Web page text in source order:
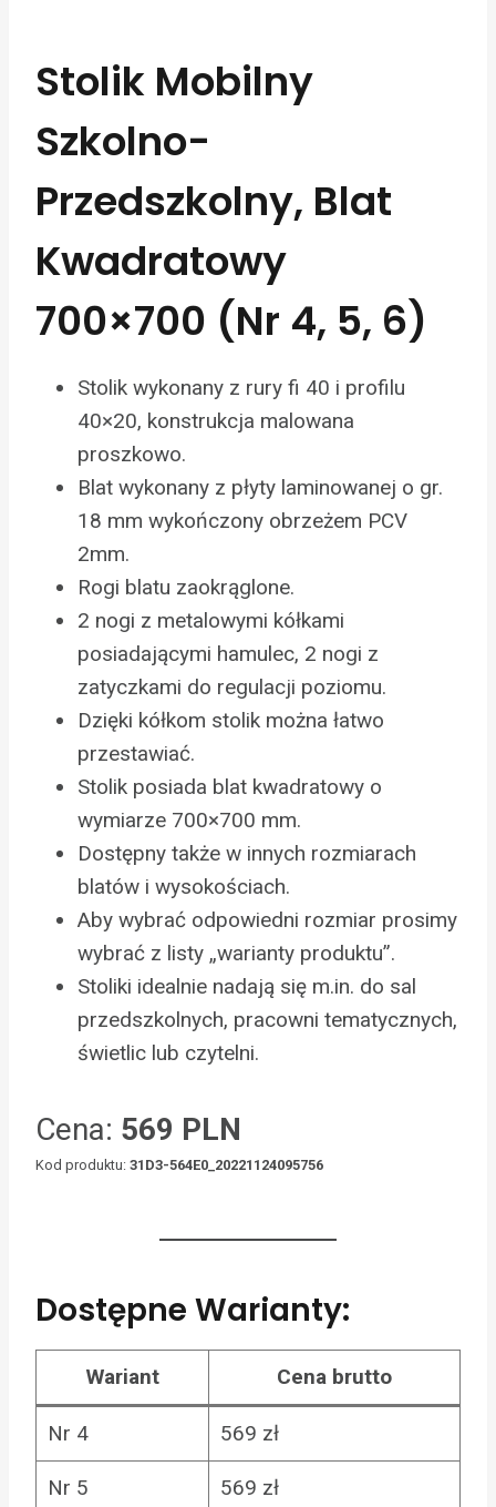
Stolik Mobilny
Szkolno-
Przedszkolny, Blat
Kwadratowy
700×700 (Nr 4, 5, 6)
Stolik wykonany z rury fi 40 i profilu
40×20, konstrukcja malowana
proszkowo.
Blat wykonany z płyty laminowanej o gr.
18 mm wykończony obrzeżem PCV
2mm.
Rogi blatu zaokrąglone.
2 nogi z metalowymi kółkami
posiadającymi hamulec, 2 nogi z
zatyczkami do regulacji poziomu.
Dzięki kółkom stolik można łatwo
przestawiać.
Stolik posiada blat kwadratowy o
wymiarze 700×700 mm.
Dostępny także w innych rozmiarach
blatów i wysokościach.
Aby wybrać odpowiedni rozmiar prosimy
wybrać z listy „warianty produktu”.
Stoliki idealnie nadają się m.in. do sal
przedszkolnych, pracowni tematycznych,
świetlic lub czytelni.
Cena: 569 PLN
Kod produktu: 31D3-564E0_20221124095756
Dostępne Warianty:
Wariant Cena brutto
Nr 4 569 zł
Nr 5 569 zł